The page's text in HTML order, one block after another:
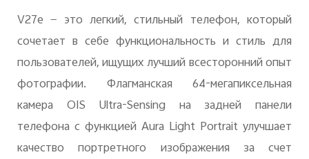
V27e — это легкий, стильный телефон, который
сочетает в себе функциональность и стиль для
пользователей, ищущих лучший всесторонний опыт
фотографии. Флагманская 64-мегапиксельная
камера OIS Ultra-Sensing на задней панели
телефона с функцией Aura Light Portrait улучшает
качество портретного изображения за счет